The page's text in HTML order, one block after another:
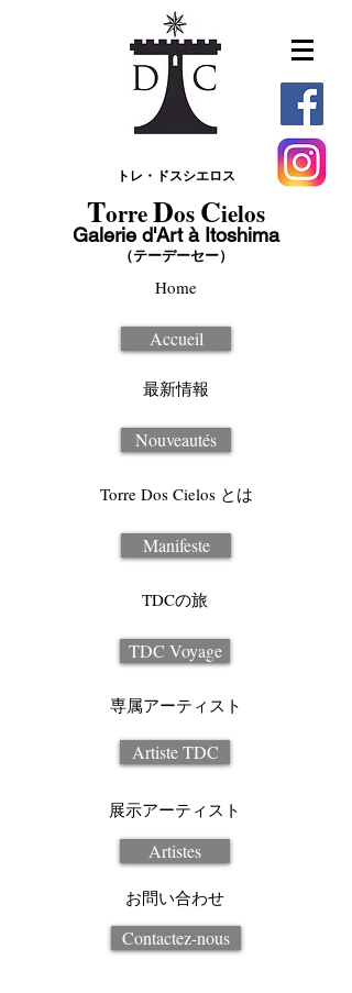
トレ・ドスシエロス
TorreDos Cielos
Galerie d'Art à Itoshima
（テーデーセー）
Home
Accueil
最新情報
Nouveautés
Torre Dos Cielos とは
Manifeste
TDCの旅
TDC Voyage
専属アーティスト
Artiste TDC
展示アーティスト
Artistes
お問い合わせ
Contactez-nous